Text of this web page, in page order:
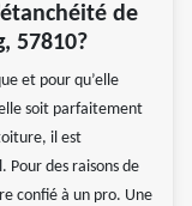
de
57810?
et pour qu’elle
soit parfaitement
il est
Pour des raisons de
confié à un pro. Une